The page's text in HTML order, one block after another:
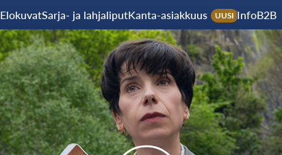
ElokuvatSarja- ja lahjaliputKanta-asiakkuus UUSI InfoB2B